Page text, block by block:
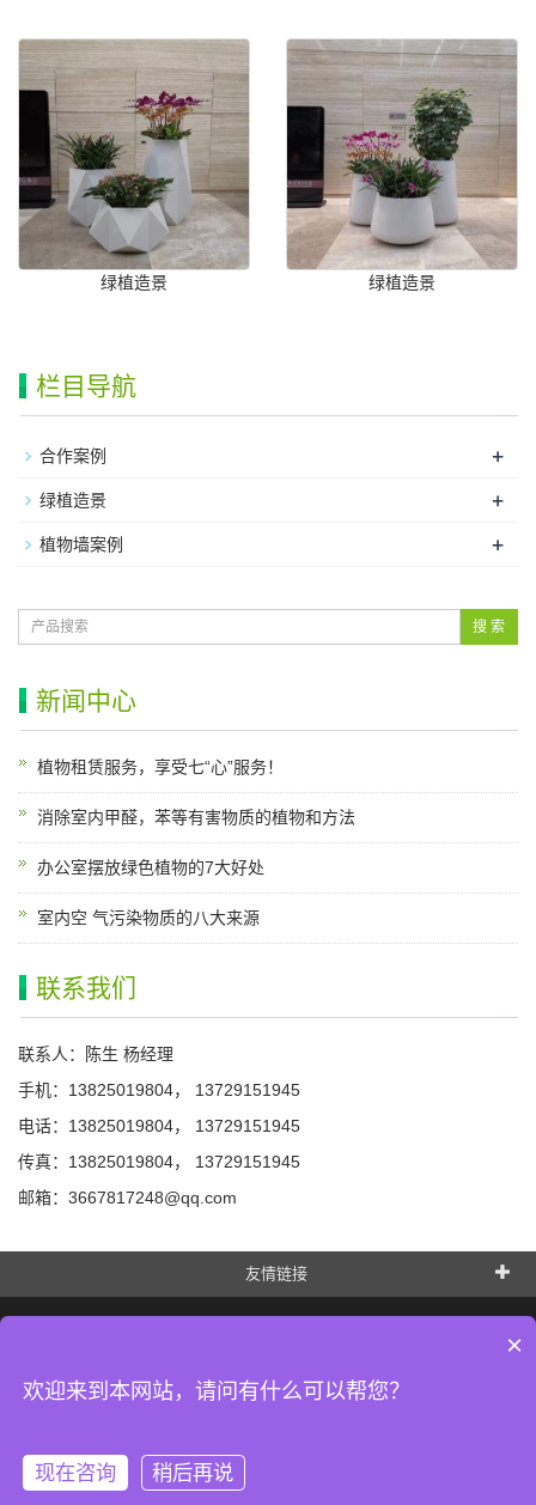
绿植造景 绿植造景
栏目导航
合作案例 +
绿植造景 +
植物墙案例 +
搜 索
新闻中心
植物租赁服务，享受七“心”服务！
消除室内甲醛，苯等有害物质的植物和方法
办公室摆放绿色植物的7大好处
室内空 气污染物质的八大来源
联系我们
联系人：陈生 杨经理
手机：13825019804， 13729151945
电话：13825019804， 13729151945
传真：13825019804， 13729151945
邮箱：3667817248@qq.com
友情链接
热线电话：13825019804 陈生 (微信同号) 13729151945 杨经理 (微信同号)
×
欢迎来到本网站，请问有什么可以帮您？
现在咨询 稍后再说